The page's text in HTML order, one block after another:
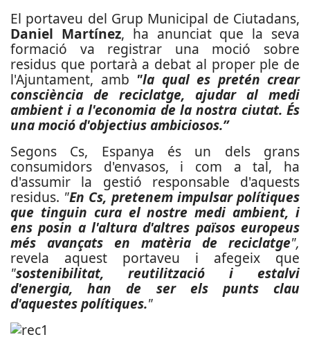
El portaveu del Grup Municipal de Ciutadans,
Daniel Martínez, ha anunciat que la seva
formació va registrar una moció sobre
residus que portarà a debat al proper ple de
l'Ajuntament, amb "la qual es pretén crear
consciència de reciclatge, ajudar al medi
ambient i a l'economia de la nostra ciutat. És
una moció d'objectius ambiciosos.”
Segons Cs, Espanya és un dels grans
consumidors d'envasos, i com a tal, ha
d'assumir la gestió responsable d'aquests
residus. "En Cs, pretenem impulsar polítiques
que tinguin cura el nostre medi ambient, i
ens posin a l'altura d'altres països europeus
més avançats en matèria de reciclatge",
revela aquest portaveu i afegeix que
"sostenibilitat, reutilització i estalvi
d'energia, han de ser els punts clau
d'aquestes polítiques."